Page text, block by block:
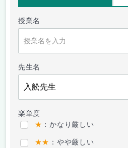
授業名
先生名
楽単度
★ ：かなり厳しい
★★ ：やや厳しい